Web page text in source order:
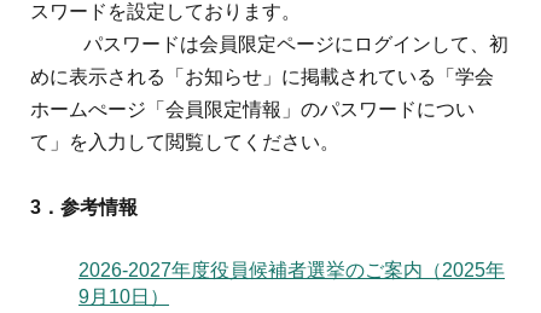
スワードを設定しております。
パスワードは会員限定ページにログインして、初
めに表示される「お知らせ」に掲載されている「学会
ホームぺージ「会員限定情報」のパスワードについ
て」を入力して閲覧してください。
3．参考情報
2026-2027年度役員候補者選挙のご案内（2025年
9月10日）